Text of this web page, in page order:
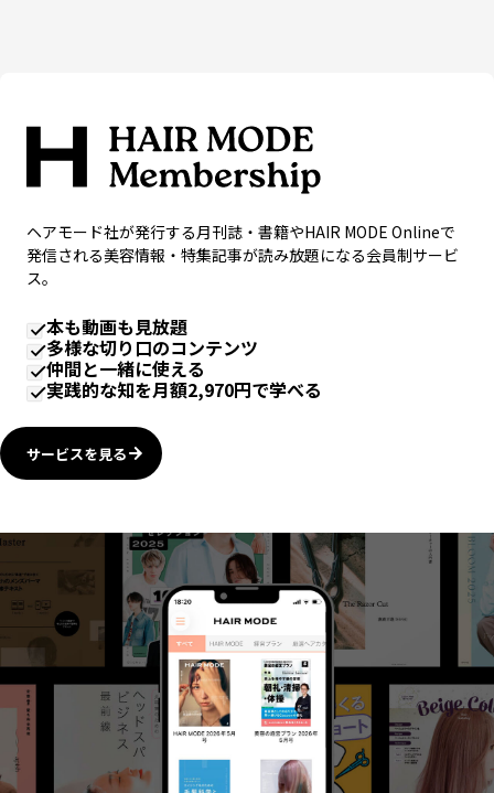
ヘアモード社が発行する月刊誌・書籍やHAIR MODE Onlineで
発信される美容情報・特集記事が読み放題になる会員制サービ
ス。
本も動画も見放題
多様な切り口のコンテンツ
仲間と一緒に使える
実践的な知を月額2,970円で学べる
サービスを見る